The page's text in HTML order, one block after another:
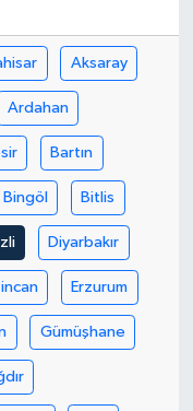
Aksaray
Ardahan
Bartın
Bingöl Bitlis
Diyarbakır
Erzurum
Gümüşhane